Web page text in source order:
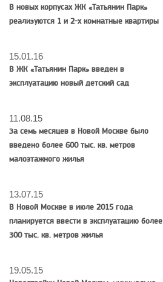
В новых корпусах ЖК «Татьянин Парк»
реализуются 1 и 2-х комнатные квартиры
15.01.16
В ЖК «Татьянин Парк» введен в
эксплуатацию новый детский сад
11.08.15
За семь месяцев в Новой Москве было
введено более 600 тыс. кв. метров
малоэтажного жилья
13.07.15
В Новой Москве в июле 2015 года
планируется ввести в эксплуатацию более
300 тыс. кв. метров жилья
19.05.15